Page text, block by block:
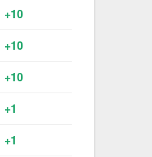
+10
+10
+10
+1
+1